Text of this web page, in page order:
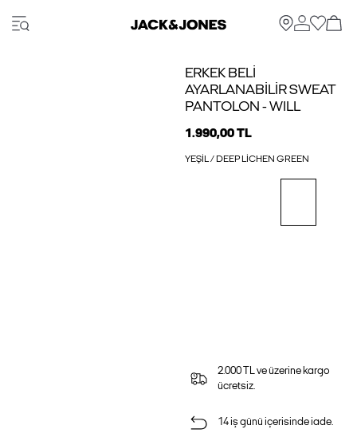
ERKEK BELI
AYARLANABILIR SWEAT
PANTOLON - WILL
1.990,00 TL
YEŞIL / DEEP LICHEN GREEN
2.000 TL ve üzerine kargo
ücretsiz.
14 iş günü içerisinde iade.